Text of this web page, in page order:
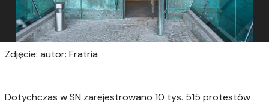
Zdjęcie: autor: Fratria
Dotychczas w SN zarejestrowano 10 tys. 515 protestów